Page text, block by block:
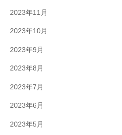
2023年11月
2023年10月
2023年9月
2023年8月
2023年7月
2023年6月
2023年5月